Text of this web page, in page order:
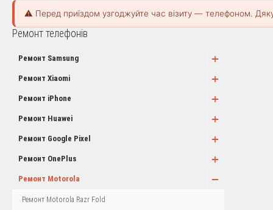
⚠️ Перед приїздом узгоджуйте час візиту — телефоном.
Ремонт телефонів
Ремонт Samsung +
Ремонт Xiaomi +
Ремонт iPhone +
Ремонт Huawei +
Ремонт Google Pixel +
Ремонт OnePlus +
Ремонт Motorola −
Ремонт Motorola Razr Fold